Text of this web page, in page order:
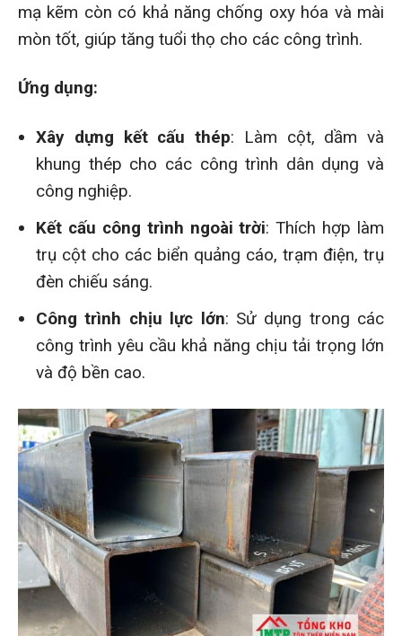
mạ kẽm còn có khả năng chống oxy hóa và mài
mòn tốt, giúp tăng tuổi thọ cho các công trình.
Ứng dụng:
Xây dựng kết cấu thép: Làm cột, dầm và
khung thép cho các công trình dân dụng và
công nghiệp.
Kết cấu công trình ngoài trời: Thích hợp làm
trụ cột cho các biển quảng cáo, trạm điện, trụ
đèn chiếu sáng.
Công trình chịu lực lớn: Sử dụng trong các
công trình yêu cầu khả năng chịu tải trọng lớn
và độ bền cao.